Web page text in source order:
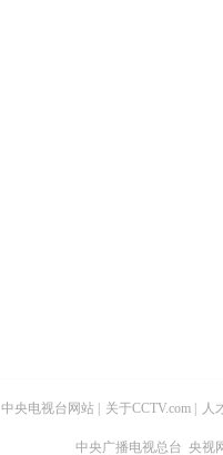
中央电视台网站 关于CCTV.com 人
中央广播电视总台 央视